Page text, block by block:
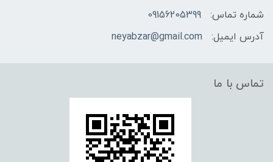
شماره تماس:
09156205399
آدرس ایمیل:
neyabzar@gmail.com
تماس با ما